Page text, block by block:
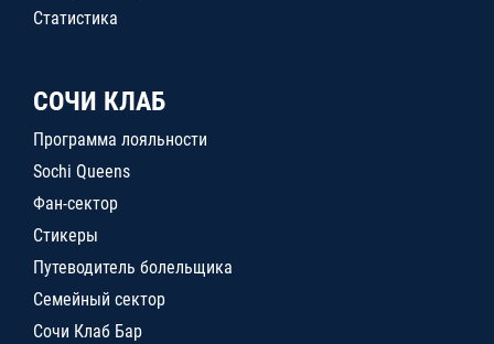
Статистика
СОЧИ КЛАБ
Программа лояльности
Sochi Queens
Фан-сектор
Стикеры
Путеводитель болельщика
Семейный сектор
Сочи Клаб Бар